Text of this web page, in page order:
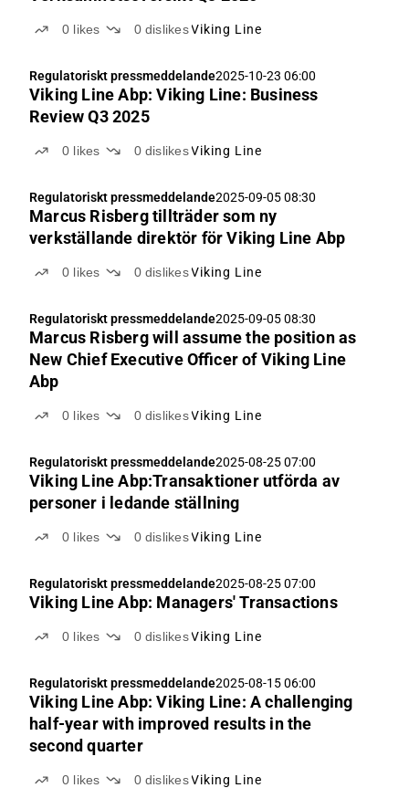
0 likes 0 dislikes Viking Line
Regulatoriskt pressmeddelande2025-10-23 06:00
Viking Line Abp: Viking Line: Business
Review Q3 2025
0 likes 0 dislikes Viking Line
Regulatoriskt pressmeddelande2025-09-05 08:30
Marcus Risberg tillträder som ny
verkställande direktör för Viking Line Abp
0 likes 0 dislikes Viking Line
Regulatoriskt pressmeddelande2025-09-05 08:30
Marcus Risberg will assume the position as
New Chief Executive Officer of Viking Line
Abp
0 likes 0 dislikes Viking Line
Regulatoriskt pressmeddelande2025-08-25 07:00
Viking Line Abp:Transaktioner utförda av
personer i ledande ställning
0 likes 0 dislikes Viking Line
Regulatoriskt pressmeddelande2025-08-25 07:00
Viking Line Abp: Managers' Transactions
0 likes 0 dislikes Viking Line
Regulatoriskt pressmeddelande2025-08-15 06:00
Viking Line Abp: Viking Line: A challenging
half-year with improved results in the
second quarter
0 likes 0 dislikes Viking Line